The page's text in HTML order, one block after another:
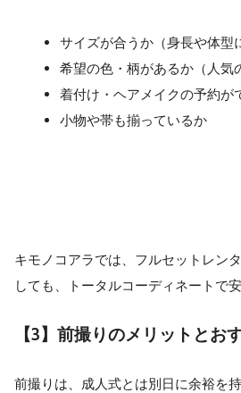
サイズが合うか（身長や体型
希望の色・柄があるか（人気
着付け・ヘアメイクの予約が
小物や帯も揃っているか
キモノコアラでは、フルセットレン
しても、トータルコーディネートで安
【3】前撮りのメリットとお
前撮りは、成人式とは別日に余裕を